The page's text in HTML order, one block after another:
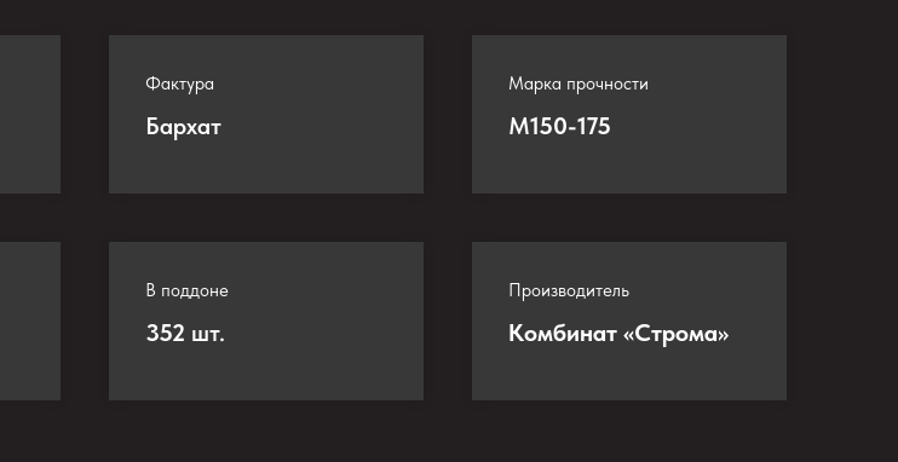
Фактура
Бархат
Марка прочности
М150-175
В поддоне
352 шт.
Производитель
Комбинат «Строма»